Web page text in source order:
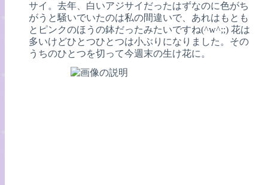
サイ。去年、白いアジサイだったはずなのに色がち
がうと騒いでいたのは私の間違いで、あれはもとも
とピンクのほうの鉢だったみたいですね(^w^;;) 花は
多いけどひとつひとつは小ぶりになりました。その
うちのひとつを切って今週末の生け花に。